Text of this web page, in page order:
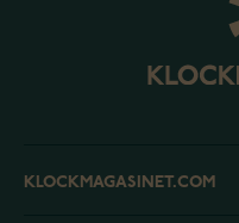
KLOCKMAGASINET.COM